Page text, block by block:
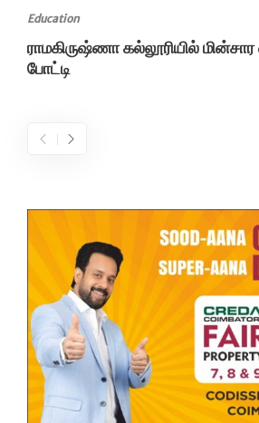
Education
ராமகிருஷ்ணா கல்லூரியில்
போட்டி